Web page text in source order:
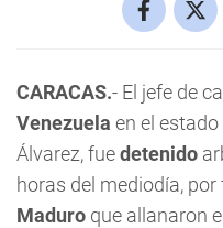
CARACAS.- El jefe de
Venezuela en el
Álvarez, fuedetenido
horas del mediodía,
Maduro que allanaron